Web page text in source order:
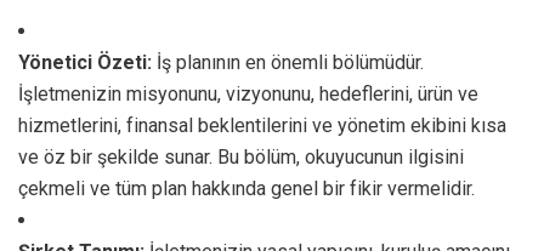
Yönetici Özeti: İş planının en önemli bölümüdür.
İşletmenizin misyonunu, vizyonunu, hedeflerini, ürün ve
hizmetlerini, finansal beklentilerini ve yönetim ekibini kısa
ve öz bir şekilde sunar. Bu bölüm, okuyucunun ilgisini
çekmeli ve tüm plan hakkında genel bir fikir vermelidir.